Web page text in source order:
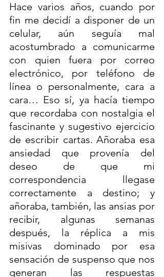
Hace varios años, cuando por
fin me decidí a disponer de un
celular, aún seguía mal
acostumbrado a comunicarme
con quien fuera por correo
electrónico, por teléfono de
línea o personalmente, cara a
cara… Eso sí, ya hacía tiempo
que recordaba con nostalgia el
fascinante y sugestivo ejercicio
de escribir cartas. Añoraba esa
ansiedad que provenía del
deseo de que mi
correspondencia llegase
correctamente a destino; y
añoraba, también, las ansias por
recibir, algunas semanas
después, la réplica a mis
misivas dominado por esa
sensación de suspenso que nos
generan las respuestas